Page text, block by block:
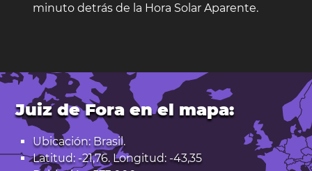
minuto detrás de la Hora Solar Aparente.
Juiz de Fora en el mapa:
Ubicación: Brasil.
Latitud: -21,76. Longitud: -43,35